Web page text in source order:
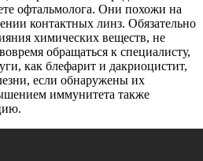
офтальмолога. Они похожи на
контактных линз. Обязательно
химических веществ, не
обращаться к специалисту,
как блефарит и дакриоцистит,
если обнаружены их
иммунитета также